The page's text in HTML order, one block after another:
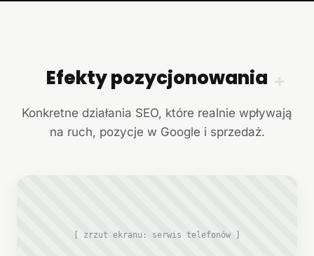
+
Efekty pozycjonowania
Konkretne działania SEO, które realnie wpływają
na ruch, pozycje w Google i sprzedaż.
[ zrzut ekranu: serwis telefonów ]